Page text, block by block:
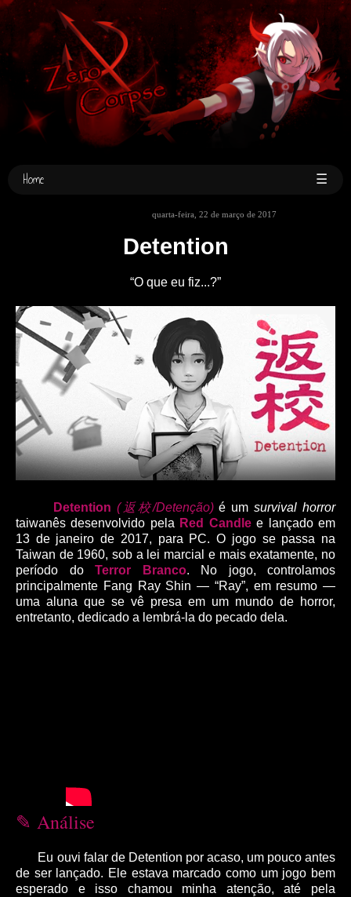
Home ☰
quarta-feira, 22 de março de 2017
Detention
“O que eu fiz...?”
Detention (返校/Detenção)é umsurvival horror
taiwanês desenvolvido pela Red Candlee lançado em
13 de janeiro de 2017, para PC. O jogo se passa na
Taiwan de 1960, sob a lei marcial e mais exatamente, no
período do Terror Branco. No jogo, controlamos
principalmente Fang Ray Shin ― “Ray”, em resumo ―
uma aluna que se vê presa em um mundo de horror,
entretanto, dedicado a lembrá-la do pecado dela.
✎ Análise
Eu ouvi falar de Detention por acaso, um pouco antes
de ser lançado. Ele estava marcado como um jogo bem
esperado e isso chamou minha atenção, até pela